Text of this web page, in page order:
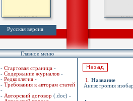
Русская версия
Главное меню
- Стартовая страница -
- Содержание журналов -
- Редколлегия -
- Требования к авторам статей
-
- Авторский договор (.doc) -
1
Название
Анизотропия